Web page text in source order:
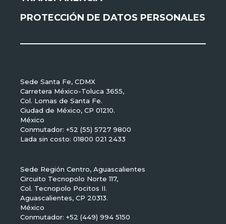
PROTECCIÓN DE DATOS PERSONALES
Sede Santa Fe, CDMX
Carretera México-Toluca 3655,
Col. Lomas de Santa Fe.
Ciudad de México, CP 01210.
México
Conmutador: +52 (55) 5727 9800
Lada sin costo: 01800 021 2433
Sede Región Centro, Aguascalientes
Circuito Tecnopolo Norte 117,
Col. Tecnopolo Pocitos II.
Aguascalientes, CP 20313.
México
Conmutador: +52 (449) 994 5150